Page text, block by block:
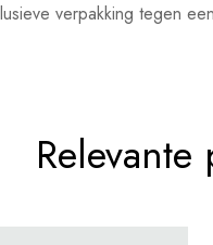
verpakking tegen